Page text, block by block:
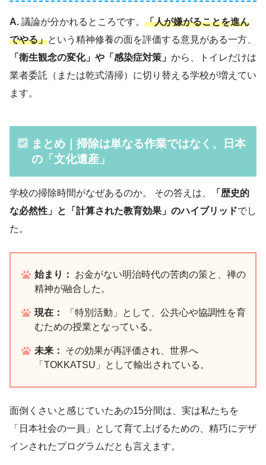
A. 議論が分かれるところです。 「人が嫌がることを進ん
でやる」という精神修養の面を評価する意見がある一方、
「衛生観念の変化」や「感染症対策」 から、トイレだけは
業者委託（または乾式清掃）に切り替える学校が増えてい
ます。
まとめ｜掃除は単なる作業ではなく、日本
の「文化遺産」
学校の掃除時間がなぜあるのか。 その答えは、
「歴史的
な必然性」と「計算された教育効果」のハイブリッドでし
た。
始まり：
お金がない明治時代の苦肉の策と、禅の
精神が融合した。
現在：
「特別活動」として、公共心や協調性を育
むための授業となっている。
未来：
その効果が再評価され、世界へ
「TOKKATSU」として輸出されている。
面倒くさいと感じていたあの15分間は、実は私たちを
「日本社会の一員」として育て上げるための、精巧にデザ
インされたプログラムだとも言えます。